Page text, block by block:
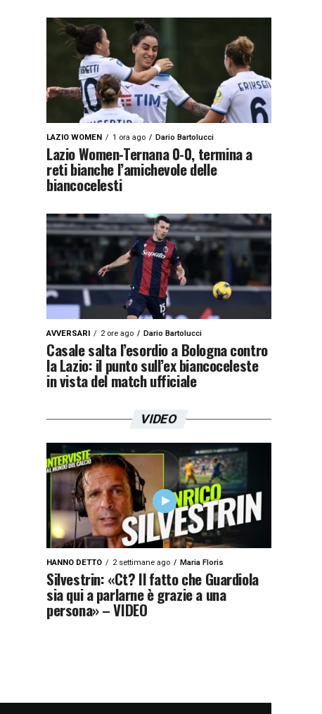
LAZIO WOMEN 1 ora ago Dario Bartolucci
Lazio Women-Ternana 0-0, termina a
reti bianche l’amichevole delle
biancocelesti
AVVERSARI 2 ore ago Dario Bartolucci
Casale salta l’esordio a Bologna contro
la Lazio: il punto sull’ex biancoceleste
in vista del match ufficiale
VIDEO
HANNO DETTO 2 settimane ago Maria Floris
Silvestrin: «Ct? Il fatto che Guardiola
sia qui a parlarne è grazie a una
persona» – VIDEO